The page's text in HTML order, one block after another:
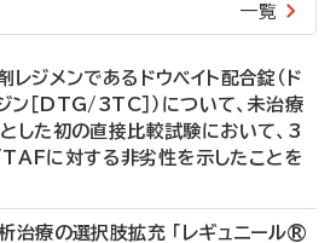
一覧
レジメンであるドウベイト配合錠（ド
ン［DTG/3TC］）について、未治療
した初の直接比較試験において、3
に対する非劣性を示したことを
治療の選択肢拡充 「レギュニール®